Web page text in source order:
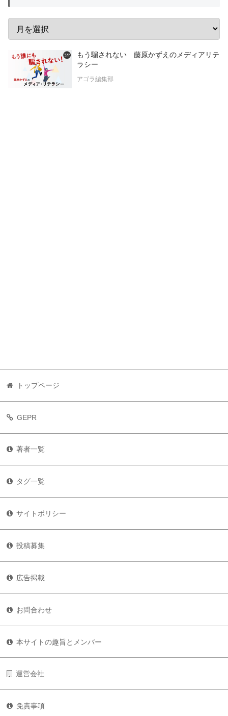
もう騙されない 藤原かずえのメディアリテ
ラシー
アゴラ編集部
トップページ
GEPR
著者一覧
タグ一覧
サイトポリシー
投稿募集
広告掲載
お問合わせ
本サイトの趣旨とメンバー
運営会社
免責事項